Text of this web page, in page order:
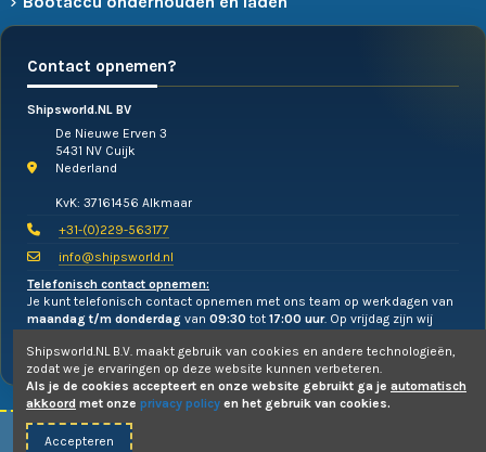
Contact opnemen?
Shipsworld.NL BV
De Nieuwe Erven 3
5431 NV Cuijk
Nederland
KvK: 37161456 Alkmaar
+31-(0)229-563177
info@shipsworld.nl
Telefonisch contact opnemen:
Je kunt telefonisch contact opnemen met ons team op werkdagen van
maandag t/m donderdag van 09:30 tot 17:00 uur. Op vrijdag zijn wij
© 2010-2026 -
Shipsworld.NL B.V. maakt gebruik van cookies en andere technologieën,
zodat we je ervaringen op deze website kunnen verbeteren.
Als je de cookies accepteert en onze website gebruikt ga je automatisch
akkoord met onze privacy policy en het gebruik van cookies.
Accepteren